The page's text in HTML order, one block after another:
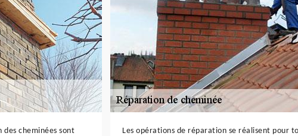
cheminées sont
Les opérations de réparation se réalisent pour